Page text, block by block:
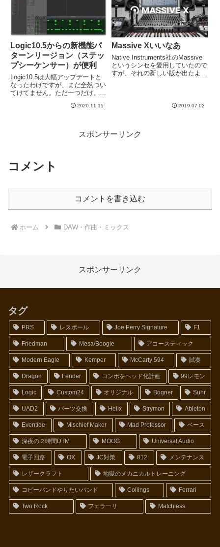
Logic10.5からの新機能パ
ターンリージョン（ステッ
プシーケンサー）が便利
Logic10.5は大幅アップデートと
なったわけですが、まだ全然つい
てけてません。ただ一つだけ。新
サーを試してみたところ、これは
ージョンを作成」の下...
2020.11.15
Massive Xいいなあ
Native Instruments社のMassive
というシンセを愛用していたので
すが、それの新しい版が出たよう
るし音もかっこいいのでお気に
2019.07.02
スポンサーリンク
コメント
コメントを書き込む
ホーム DAW・作曲・ミックス
スポンサーリンク
タグ
PRS レスポール Joe Perry Signature F1
Friedman Mesa/Boogie アコースティック
Modern Eagle Kemper McCarty 594 試奏
Dragon Fender コンボをヘッド化計画 99レモン
Logic Custom24 オリジナル Bogner Suhr
UAD2 パーツ交換 Helix Strymon Ableton
Eventide Mischief Maker Mad Professor ベース
深夜の２時間DTM MOOG Universal Audio
電子回路 OX JC対策 812 メンテナンス
レザークラフト 地獄のメカニカルトレーニング
コピーバンドやりたいバンド Collings Ferrari
Two Rock フェラーリ Matchless